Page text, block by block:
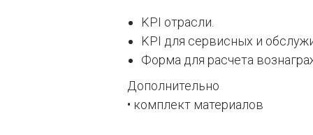
KPI отрасли.
KPI для сервисных и
Форма для расчета
Дополнительно
• комплект материалов